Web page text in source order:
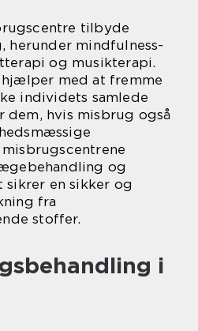
tilbyde
herunder mindfulness-
og musikterapi.
med at fremme
individets samlede
dem, hvis misbrug også
og
sikrer en sikker og
fra
stoffer.
i